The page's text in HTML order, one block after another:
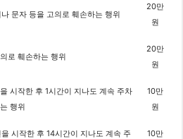
문자 등을 고의로 훼손하는 행위
20만
원
로 훼손하는 행위
20만
원
시작한 후 1시간이 지나도 계속 주차
행위
10만
원
시작한 후 14시간이 지나도 계속 주
10만